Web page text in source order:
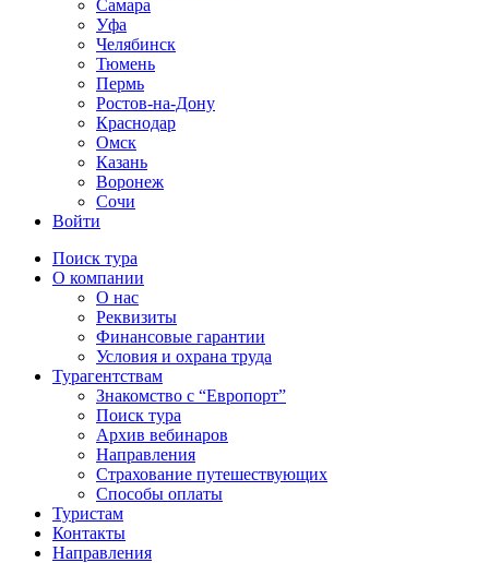
Самара
Уфа
Челябинск
Тюмень
Пермь
Ростов-на-Дону
Краснодар
Омск
Казань
Воронеж
Сочи
Войти
Поиск тура
О компании
О нас
Реквизиты
Финансовые гарантии
Условия и охрана труда
Турагентствам
Знакомство с “Европорт”
Поиск тура
Архив вебинаров
Направления
Страхование путешествующих
Способы оплаты
Туристам
Контакты
Направления